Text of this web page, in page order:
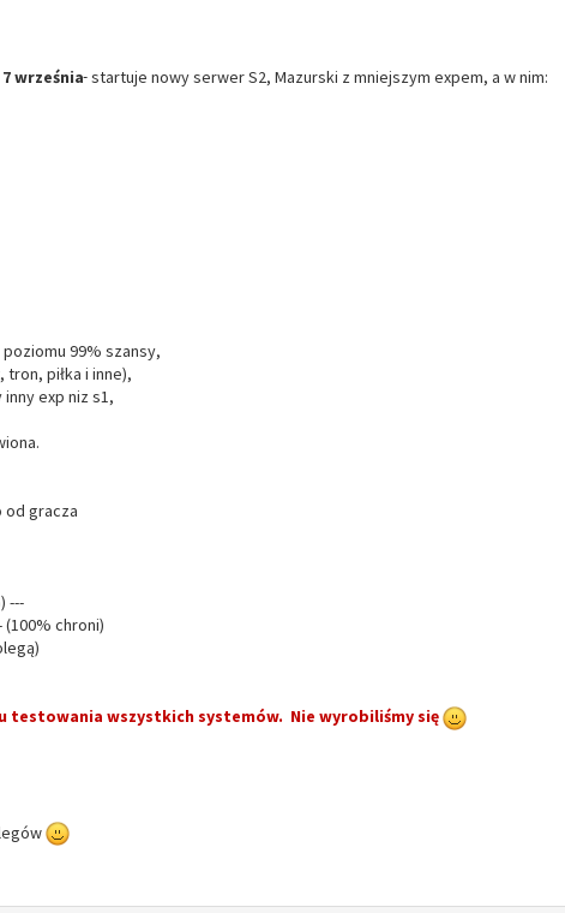
września startuje nowy serwer S2, Mazurski z mniejszym expem, a w nim:
99% szansy,
piłka i inne),
exp niz s1,
od gracza
---
(100% chroni)
testowania wszystkich systemów. Nie wyrobiliśmy się